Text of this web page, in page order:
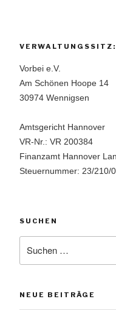
VERWALTUNGSSITZ:
Vorbei e.V.
Am Schönen Hoope 14
30974 Wennigsen
Amtsgericht Hannover
VR-Nr.: VR 200384
Finanzamt Hannover
Steuernummer: 23/210/
SUCHEN
nach:
NEUE BEITRÄGE